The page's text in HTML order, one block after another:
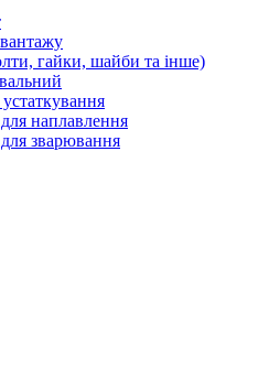
гайки, шайби та інше)
наплавлення
зварювання